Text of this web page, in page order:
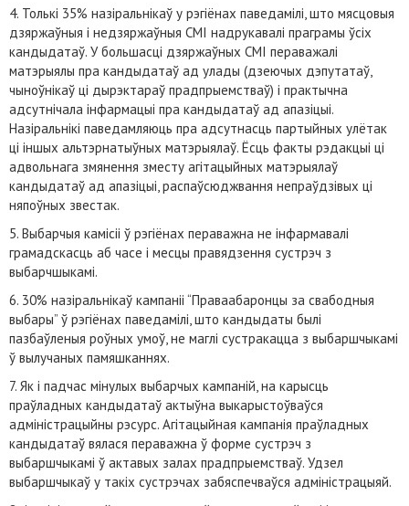
4. Толькі 35% назіральнікаў у рэгіёнах паведамілі, што мясцовыя
дзяржаўныя і недзяржаўныя СМІ надрукавалі праграмы ўсіх
кандыдатаў. У большасці дзяржаўных СМІ пераважалі
матэрыялы пра кандыдатаў ад улады (дзеючых дэпутатаў,
чыноўнікаў ці дырэктараў прадпрыемстваў) і практычна
адсутнічала інфармацыі пра кандыдатаў ад апазіцыі.
Назіральнікі паведамляюць пра адсутнасць партыйных улётак
ці іншых альтэрнатыўных матэрыялаў. Ёсць факты рэдакцыі ці
адвольнага змянення зместу агітацыйных матэрыялаў
кандыдатаў ад апазіцыі, распаўсюджвання непраўдзівых ці
няпоўных звестак.
5. Выбарчыя камісіі ў рэгіёнах пераважна не інфармавалі
грамадскасць аб часе і месцы правядзення сустрэч з
выбарчшыкамі.
6. 30% назіральнікаў кампаніі “Праваабаронцы за свабодныя
выбары” ў рэгіёнах паведамілі, што кандыдаты былі
пазбаўленыя роўных умоў, не маглі сустракацца з выбаршчыкамі
ў вылучаных памяшканнях.
7. Як і падчас мінулых выбарчых кампаній, на карысць
праўладных кандыдатаў актыўна выкарыстоўваўся
адміністрацыйны рэсурс. Агітацыйная кампанія праўладных
кандыдатаў вялася пераважна ў форме сустрэч з
выбаршчыкамі ў актавых залах прадпрыемстваў. Удзел
выбаршчыкаў у такіх сустрэчах забяспечваўся адміністрацыяй.